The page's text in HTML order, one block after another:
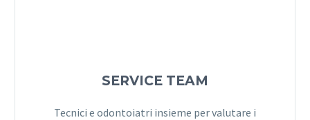
SERVICE TEAM
Tecnici e odontoiatri insieme per valutare i